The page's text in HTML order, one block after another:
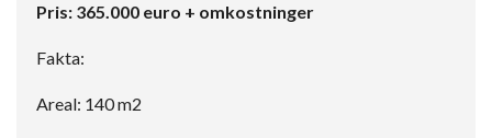
Pris: 365.000 euro + omkostninger
Fakta:
Areal: 140 m2